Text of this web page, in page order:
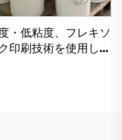
・低粘度、フレキソ
印刷技術を使用した